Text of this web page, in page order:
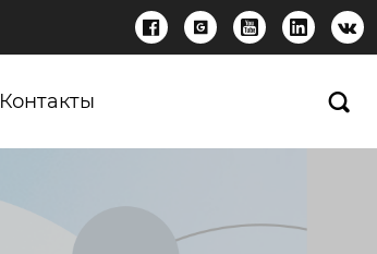
    
Контакты 